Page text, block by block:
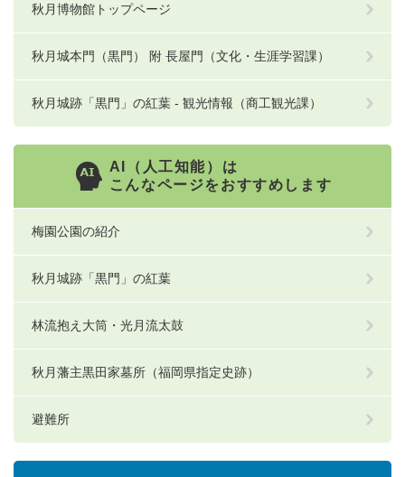
秋月博物館トップページ
秋月城本門（黒門） 附 長屋門（文化・生涯学習課）
秋月城跡「黒門」の紅葉 - 観光情報（商工観光課）
AI（人工知能）は
こんなページをおすすめします
梅園公園の紹介
秋月城跡「黒門」の紅葉
林流抱え大筒・光月流太鼓
秋月藩主黒田家墓所（福岡県指定史跡）
避難所